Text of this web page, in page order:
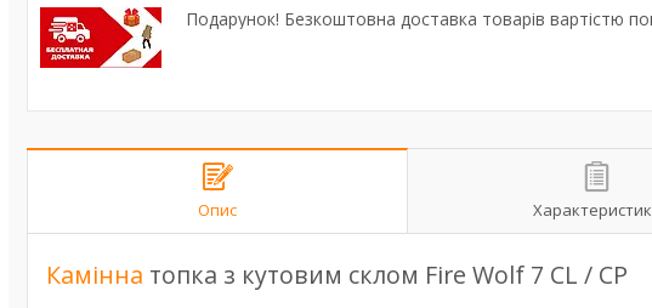
Подарунок! Безкоштовна доставка товарів вартістю
Опис
Камінна топка з кутовим склом Fire Wolf 7 CL / CP